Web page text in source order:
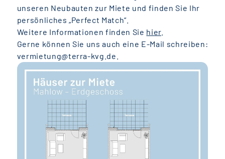
unseren Neubauten zur Miete und finden Sie Ihr
persönliches „Perfect Match“.
Weitere Informationen finden Sie hier
Gerne können Sie uns auch eine E-Mail schreiben:
vermietung@terra-kvg.de.